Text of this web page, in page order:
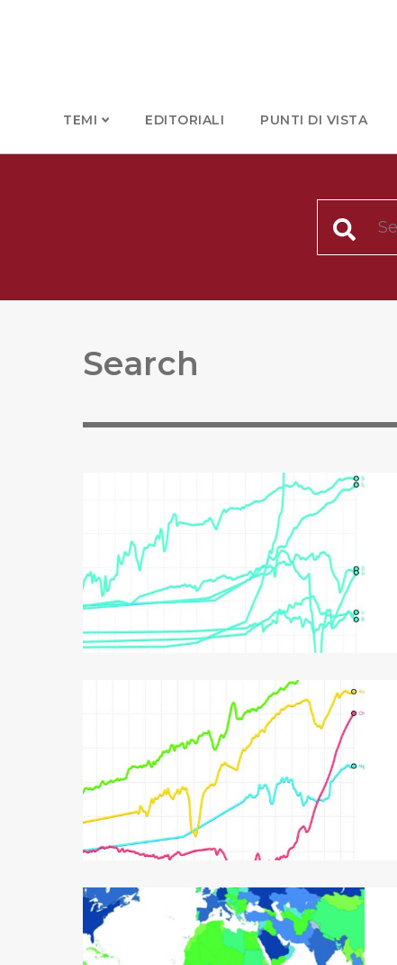
TEMI EDITORIALI PUNTI DI VISTA
Search